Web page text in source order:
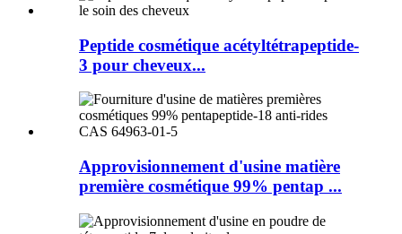
Peptide cosmétique acétyltétrapeptide-
3 pour cheveux...
Approvisionnement d'usine matière
première cosmétique 99% pentap ...